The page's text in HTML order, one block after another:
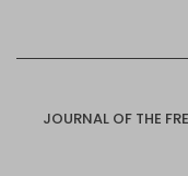
JOURNAL OF THE